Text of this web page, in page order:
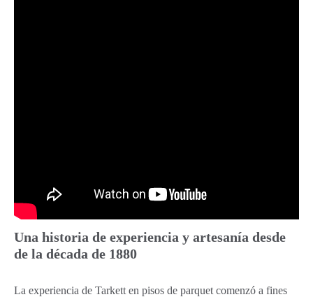
Una historia de experiencia y artesanía desde
de la década de 1880
La experiencia de Tarkett en pisos de parquet comenzó a fines